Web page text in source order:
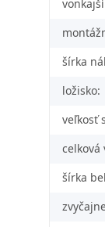
šírka
ložisko:
veľkosť
celková
šírka